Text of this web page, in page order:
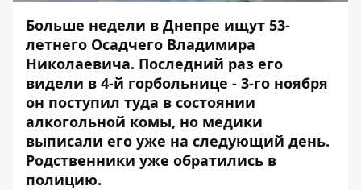
Больше недели в Днепре ищут 53-
летнего Осадчего Владимира
Николаевича. Последний раз его
видели в 4-й горбольнице - 3-го ноября
он поступил туда в состоянии
алкогольной комы, но медики
выписали его уже на следующий день.
Родственники уже обратились в
полицию.